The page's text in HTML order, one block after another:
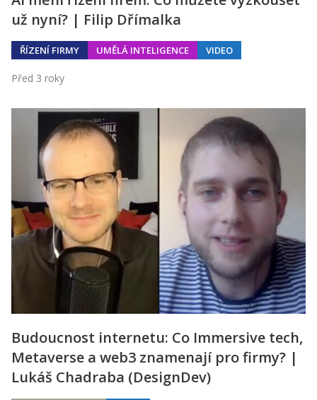
už nyní? | Filip Dřímalka
ŘÍZENÍ FIRMY UMĚLÁ INTELIGENCE VIDEO
Před 3 roky
Budoucnost internetu: Co Immersive tech,
Metaverse a web3 znamenají pro firmy? |
Lukáš Chadraba (DesignDev)